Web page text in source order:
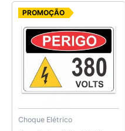
PROMOÇÃO
Choque Elétrico
O
preço
original
era:
R$ 6,25.
atual
é:
R$ 5,00.